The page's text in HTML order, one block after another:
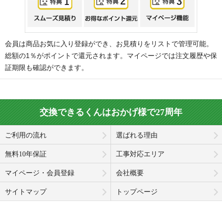
会員は商品お気に入り登録ができ、お見積りをリストで管理可能。
総額の1％がポイントで還元されます。マイページでは注文履歴や保
証期限も確認ができます。
交換できるくんはおかげ様で27周年
ご利用の流れ 選ばれる理由
無料10年保証 工事対応エリア
マイページ・会員登録 会社概要
サイトマップ トップページ